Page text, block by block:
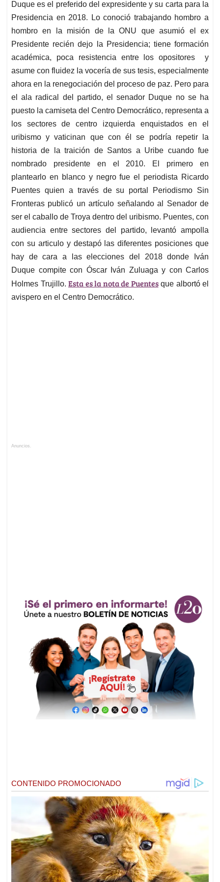
A
p
p
o
o
k
d
I
n
d
s
Duque es el preferido del expresidente y su carta para la
Presidencia en 2018. Lo conoció trabajando hombro a
hombro en la misión de la ONU que asumió el ex
Presidente recién dejo la Presidencia; tiene formación
académica, poca resistencia entre los opositores y
asume con fluidez la vocería de sus tesis, especialmente
ahora en la renegociación del proceso de paz. Pero para
el ala radical del partido, el senador Duque no se ha
puesto la camiseta del Centro Democrático, representa a
los sectores de centro izquierda enquistados en el
uribismo y vaticinan que con él se podría repetir la
historia de la traición de Santos a Uribe cuando fue
nombrado presidente en el 2010. El primero en
plantearlo en blanco y negro fue el periodista Ricardo
Puentes quien a través de su portal Periodismo Sin
Fronteras publicó un artículo señalando al Senador de
ser el caballo de Troya dentro del uribismo. Puentes, con
audiencia entre sectores del partido, levantó ampolla
con su articulo y destapó las diferentes posiciones que
hay de cara a las elecciones del 2018 donde Iván
Duque compite con Óscar Iván Zuluaga y con Carlos
Holmes Trujillo. Esta es la nota de Puentesque albortó el
avispero en el Centro Democrático.
Anuncios.